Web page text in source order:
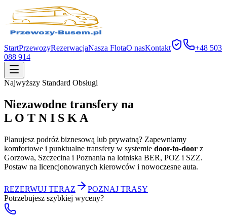
StartPrzewozyRezerwacjaNasza FlotaO nasKontakt
+48 503
088 914
Najwyższy Standard Obsługi
Niezawodne transfery na
L O T N I S K A
Planujesz podróż biznesową lub prywatną? Zapewniamy
komfortowe i punktualne transfery w systemie door-to-door z
Gorzowa, Szczecina i Poznania na lotniska BER, POZ i SZZ.
Postaw na licencjonowanych kierowców i nowoczesne auta.
REZERWUJ TERAZ
POZNAJ TRASY
Potrzebujesz szybkiej wyceny?